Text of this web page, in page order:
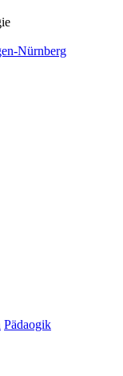
Nürnberg
Pädaogik